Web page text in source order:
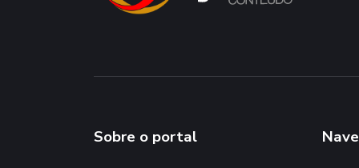
Sobre o portal